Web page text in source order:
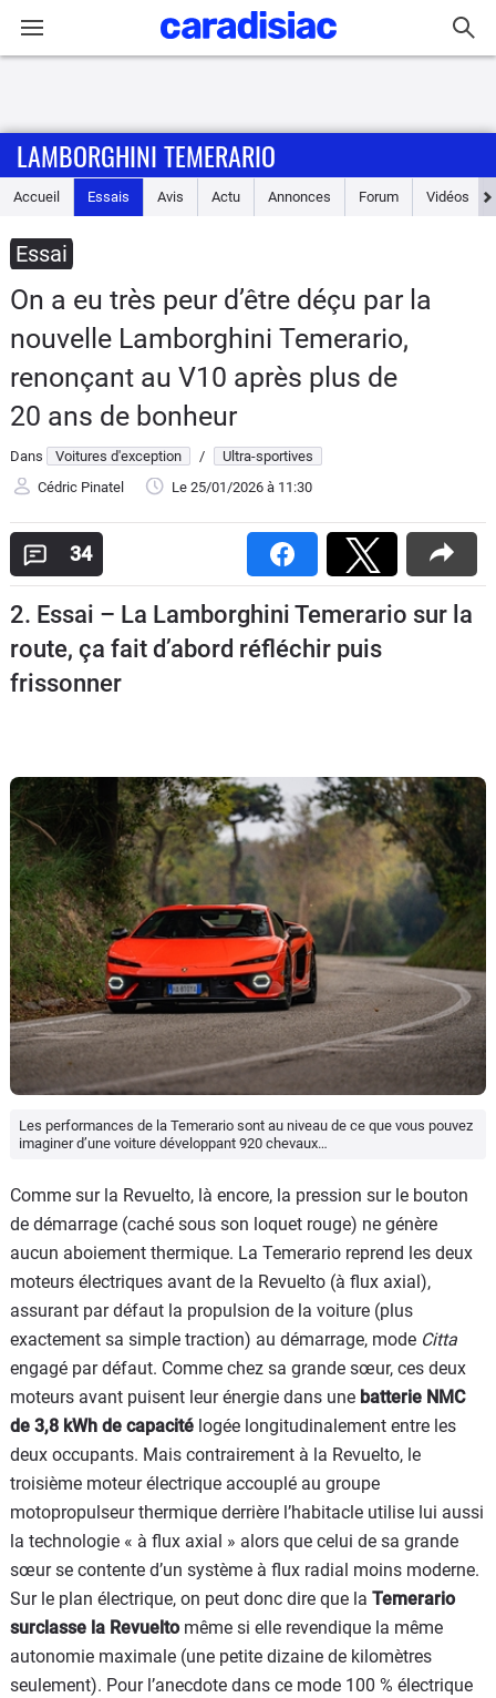
Accueil
Essais
Guide
d'achat
Electriques
Utilitaires
Flottes
Auto
Services
Forum
Marques
LAMBORGHINI TEMERARIO
Accueil Essais Avis Actu Annonces Forum Vidéos
Essai
On a eu très peur d’être déçu par la
nouvelle Lamborghini Temerario,
renonçant au V10 après plus de
20 ans de bonheur
Dans Voitures d'exception /
Ultra-sportives
Cédric Pinatel
Le 25/01/2026 à 11:30
34
2. Essai – La Lamborghini Temerario sur la
route, ça fait d’abord réfléchir puis
frissonner
Les performances de la Temerario sont au niveau de ce que vous pouvez
imaginer d’une voiture développant 920 chevaux…
Comme sur la Revuelto, là encore, la pression sur le bouton
de démarrage (caché sous son loquet rouge) ne génère
aucun aboiement thermique. La Temerario reprend les deux
moteurs électriques avant de la Revuelto (à flux axial),
assurant par défaut la propulsion de la voiture (plus
exactement sa simple traction) au démarrage, mode Citta
engagé par défaut. Comme chez sa grande sœur, ces deux
moteurs avant puisent leur énergie dans une batterie NMC
de 3,8 kWh de capacité logée longitudinalement entre les
deux occupants. Mais contrairement à la Revuelto, le
troisième moteur électrique accouplé au groupe
motopropulseur thermique derrière l’habitacle utilise lui aussi
la technologie « à flux axial » alors que celui de sa grande
sœur se contente d’un système à flux radial moins moderne.
Sur le plan électrique, on peut donc dire que la Temerario
surclasse la Revueltomême si elle revendique la même
autonomie maximale (une petite dizaine de kilomètres
seulement). Pour l’anecdote dans ce mode 100 % électrique